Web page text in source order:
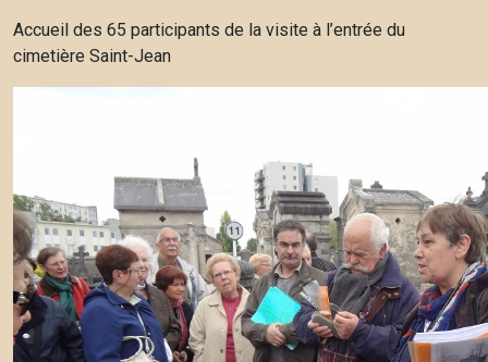
Accueil des 65 participants de la visite à l’entrée du
cimetière Saint-Jean